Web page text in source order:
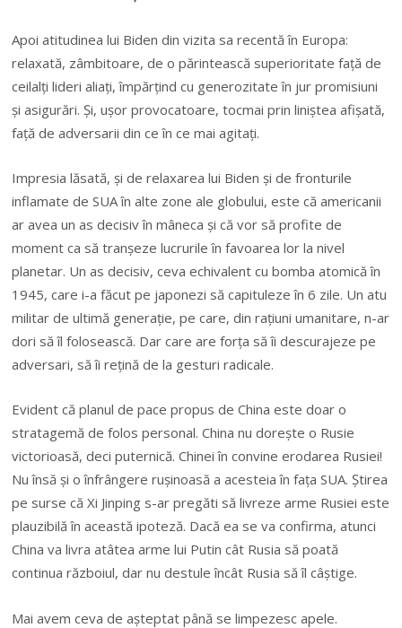
Apoi atitudinea lui Biden din vizita sa recentă în Europa:
relaxată, zâmbitoare, de o părintească superioritate faţă de
ceilalţi lideri aliaţi, împărţind cu generozitate în jur promisiuni
şi asigurări. Şi, uşor provocatoare, tocmai prin liniştea afişată,
faţă de adversarii din ce în ce mai agitaţi.
Impresia lăsată, şi de relaxarea lui Biden şi de fronturile
inflamate de SUA în alte zone ale globului, este că americanii
ar avea un as decisiv în mâneca şi că vor să profite de
moment ca să tranşeze lucrurile în favoarea lor la nivel
planetar. Un as decisiv, ceva echivalent cu bomba atomică în
1945, care i-a făcut pe japonezi să capituleze în 6 zile. Un atu
militar de ultimă generaţie, pe care, din raţiuni umanitare, n-ar
dori să îl folosească. Dar care are forţa să îi descurajeze pe
adversari, să îi reţină de la gesturi radicale.
Evident că planul de pace propus de China este doar o
stratagemă de folos personal. China nu doreşte o Rusie
victorioasă, deci puternică. Chinei în convine erodarea Rusiei!
Nu însă şi o înfrângere ruşinoasă a acesteia în faţa SUA. Ştirea
pe surse că Xi Jinping s-ar pregăti să livreze arme Rusiei este
plauzibilă în această ipoteză. Dacă ea se va confirma, atunci
China va livra atâtea arme lui Putin cât Rusia să poată
continua războiul, dar nu destule încât Rusia să îl câştige.
Mai avem ceva de aşteptat până se limpezesc apele.